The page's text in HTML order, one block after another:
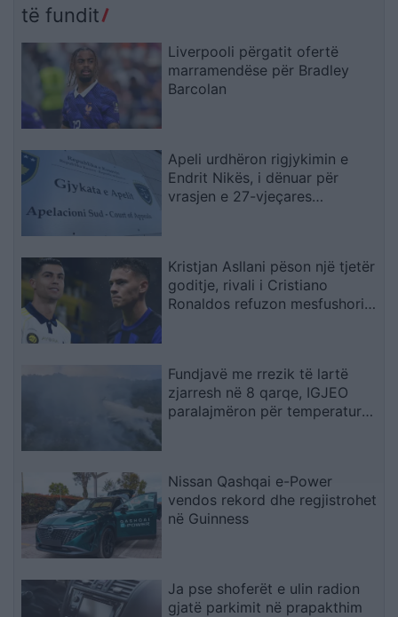
të fundit
Liverpooli përgatit ofertë
marramendëse për Bradley
Barcolan
Apeli urdhëron rigjykimin e
Endrit Nikës, i dënuar për
vrasjen e 27-vjeçares
Kristjan Asllani pëson një tjetër
goditje, rivali i Cristiano
Ronaldos refuzon mesfushorin
Fundjavë me rrezik të lartë
zjarresh në 8 qarqe, IGJEO
paralajmëron për temperatura
Nissan Qashqai e-Power
vendos rekord dhe regjistrohet
në Guinness
Ja pse shoferët e ulin radion
gjatë parkimit në prapakthim